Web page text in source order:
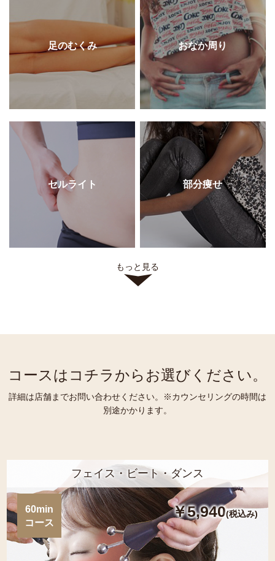
足のむくみ おなか周り
セルライト 部分痩せ
もっと見る
コースはコチラからお選びください。
詳細は店舗までお問い合わせください。※カウンセリングの時間は
別途かかります。
フェイス・ビート・ダンス
60min
コース
￥5,940(税込み)